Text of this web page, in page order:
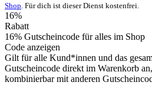
Shop . Für dich ist dieser Dienst kostenfrei.
16%
Rabatt
16% Gutscheincode für alles im Shop
Code anzeigen
Gilt für alle Kund*innen und das
Gutscheincode direkt im Warenkorb
kombinierbar mit anderen